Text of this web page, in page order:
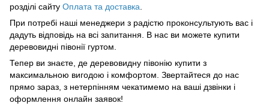
розділі сайту Оплата та доставка
При потребі наші менеджери з радістю проконсультують вас і
дадуть відповідь на всі запитання. В нас ви можете купити
деревовидні півонії гуртом.
Тепер ви знаєте, де деревовидну півонію купити з
максимальною вигодою і комфортом. Звертайтеся до нас
прямо зараз, з нетерпінням чекатимемо на ваші дзвінки і
оформлення онлайн заявок!